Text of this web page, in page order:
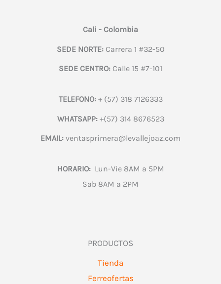
Cali - Colombia
SEDE NORTE:Carrera 1 #32-50
SEDE CENTRO: Calle 15 #7-101
TELEFONO:+ (57) 318 7126333
WHATSAPP:+(57) 314 8676523
EMAIL: ventasprimera@levallejoaz.com
HORARIO:Lun-Vie 8AM a 5PM
Sab 8AM a 2PM
PRODUCTOS
Tienda
Ferreofertas